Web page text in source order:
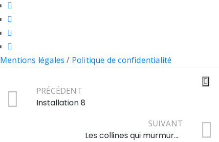
Mentions légales / Politique de confidentialité
PRÉCÉDENT
Installation 8
SUIVANT
Les collines qui murmurent au vent brun